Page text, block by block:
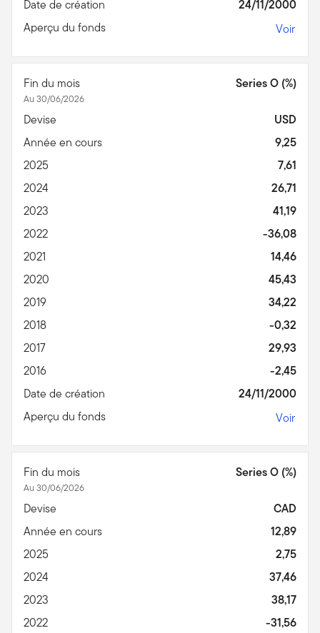
Date de création
24/11/2000
Aperçu du fonds
Voir
Fin du mois
Au 30/06/2026
Series O (%)
Devise
USD
Année en cours
9,25
2025
7,61
2024
26,71
2023
41,19
2022
-36,08
2021
14,46
2020
45,43
2019
34,22
2018
-0,32
2017
29,93
2016
-2,45
Date de création
24/11/2000
Aperçu du fonds
Voir
Fin du mois
Au 30/06/2026
Series O (%)
Devise
CAD
Année en cours
12,89
2025
2,75
2024
37,46
2023
38,17
2022
-31,56